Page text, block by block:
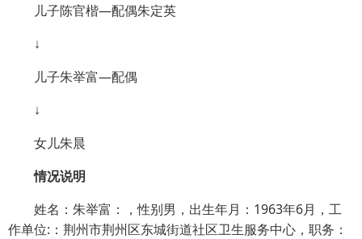
儿子陈官楷—配偶朱定英
↓
儿子朱举富—配偶
↓
女儿朱晨
情况说明
姓名：朱举富：，性别男，出生年月：1963年6月，工
作单位:：荆州市荆州区东城街道社区卫生服务中心，职务：